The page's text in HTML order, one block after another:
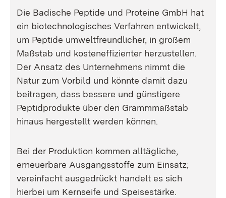
Die Badische Peptide und Proteine GmbH hat
ein biotechnologisches Verfahren entwickelt,
um Peptide umweltfreundlicher, in großem
Maßstab und kosteneffizienter herzustellen.
Der Ansatz des Unternehmens nimmt die
Natur zum Vorbild und könnte damit dazu
beitragen, dass bessere und günstigere
Peptidprodukte über den Grammmaßstab
hinaus hergestellt werden können.
Bei der Produktion kommen alltägliche,
erneuerbare Ausgangsstoffe zum Einsatz;
vereinfacht ausgedrückt handelt es sich
hierbei um Kernseife und Speisestärke.